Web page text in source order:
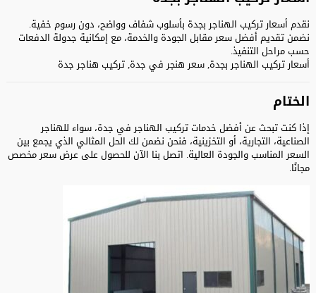
نقدم أسعار تركيب الهناجر بجدة بأسلوب شفاف وواضح، دون رسوم خفية.
نضمن تقديم أفضل سعر مقابل الجودة والخدمة، مع إمكانية جدولة الدفعات
حسب مراحل التنفيذ.
أسعار تركيب الهناجر بجدة, سعر هنجر في جدة, تركيب هناجر جدة
الختام
إذا كنت تبحث عن أفضل خدمات تركيب الهناجر في جدة، سواء للهناجر
الصناعية، التجارية، أو التخزينية، فنحن نضمن لك الحل المثالي الذي يجمع بين
السعر المناسب والجودة العالية. اتصل بنا الآن للحصول على عرض سعر مخصص
مجانًا.